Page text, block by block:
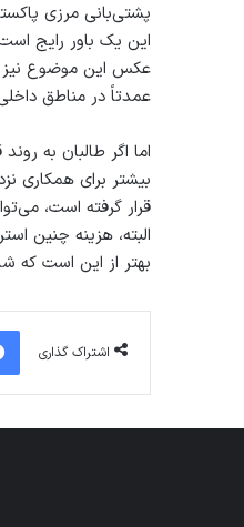
پشتی‌بانی مرزی
این یک باور رایج
عکس این موضوع نیز
عمدتاً در مناطق
اما اگر طالبان به
بیشتر برای همکاری
قرار گرفته است،
البته، هزینه چنین
بهتر از این است که
اشتراک گذاری